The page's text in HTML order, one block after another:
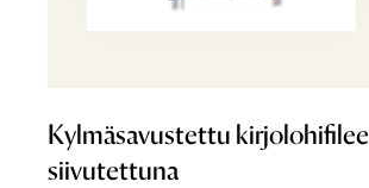
Kylmäsavustettu kirjolohifilee
siivutettuna